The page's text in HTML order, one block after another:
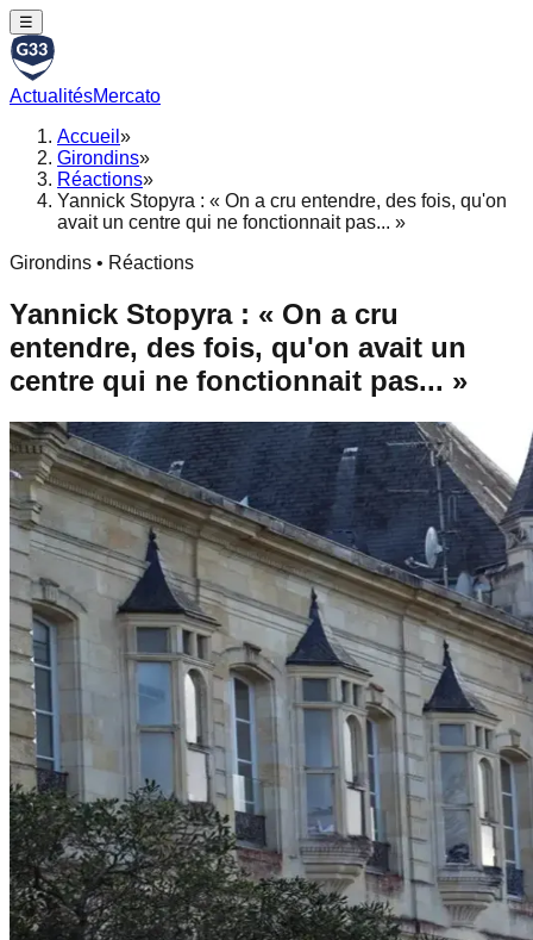
☰
ActualitésMercato
Accueil »
Girondins»
Réactions»
Yannick Stopyra : « On a cru entendre, des fois, qu'on
avait un centre qui ne fonctionnait pas... »
Girondins • Réactions
Yannick Stopyra : « On a cru
entendre, des fois, qu'on avait un
centre qui ne fonctionnait pas... »